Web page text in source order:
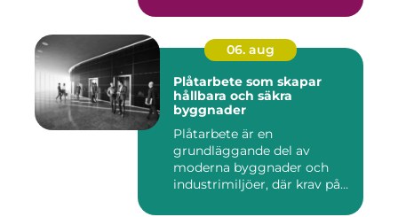
06. aug
Plåtarbete som skapar
hållbara och säkra
byggnader
Plåtarbete är en
grundläggande del av
moderna byggnader och
industrimiljöer, där krav på